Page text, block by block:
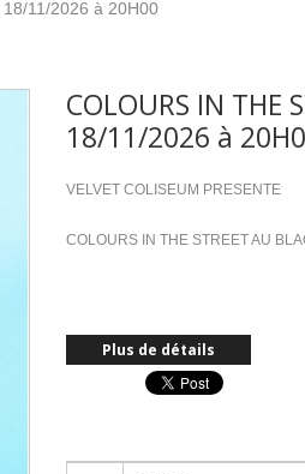
11/2026 à 20H00
COLOURS IN THE
18/11/2026 à
VELVET COLISEUM PRESENTE
COLOURS IN THE STREET AU
Plus de détails